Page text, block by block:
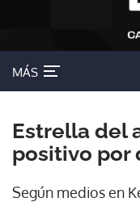
MÁS
Estrella del
positivo por
Según medios en